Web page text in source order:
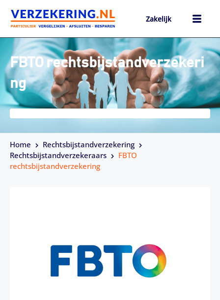
naar
inhoud
Zakelijk
FBTO rechtsbijstandverzekeri
ng
Home
Rechtsbijstandverzekering
Rechtsbijstandverzekeraars
FBTO
rechtsbijstandverzekering